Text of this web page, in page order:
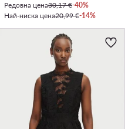
Редовна цена30,17 €-40%
Най-ниска цена20,99 €-14%